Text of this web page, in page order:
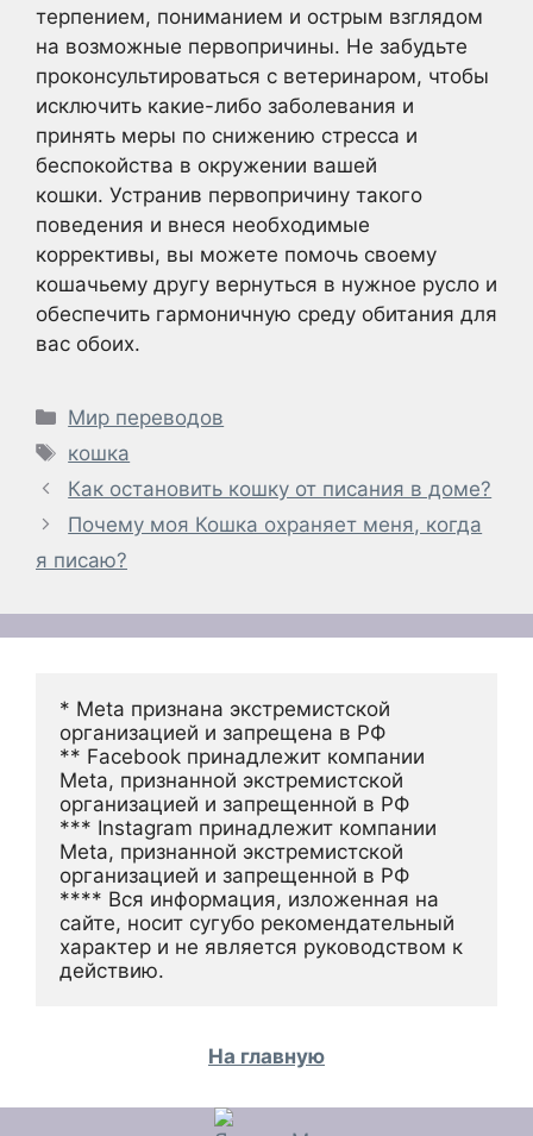
терпением, пониманием и острым взглядом
на возможные первопричины. Не забудьте
проконсультироваться с ветеринаром, чтобы
исключить какие-либо заболевания и
принять меры по снижению стресса и
беспокойства в окружении вашей
кошки. Устранив первопричину такого
поведения и внеся необходимые
коррективы, вы можете помочь своему
кошачьему другу вернуться в нужное русло и
обеспечить гармоничную среду обитания для
вас обоих.
Рубрики
Мир переводов
Метки
кошка
Как остановить кошку от писания в доме?
Почему моя Кошка охраняет меня, когда
я писаю?
* Meta признана экстремистской
организацией и запрещена в РФ
** Facebook принадлежит компании
Meta, признанной экстремистской
организацией и запрещенной в РФ
*** Instagram принадлежит компании
Meta, признанной экстремистской
организацией и запрещенной в РФ
**** Вся информация, изложенная на
сайте, носит сугубо рекомендательный
характер и не является руководством к
действию.
На главную